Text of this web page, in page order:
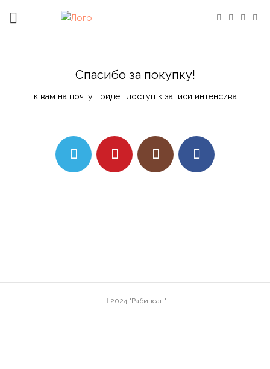
Спасибо за покупку!
к вам на почту придет доступ к записи интенсива
2024 "Рабинсан"